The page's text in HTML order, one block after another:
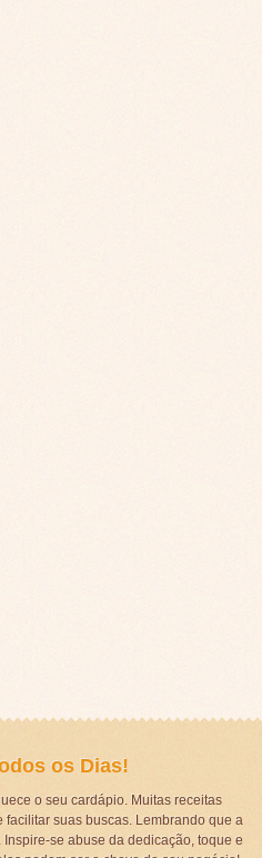
os Dias!
o seu cardápio. Muitas receitas
suas buscas. Lembrando que a
se abuse da dedicação, toque e